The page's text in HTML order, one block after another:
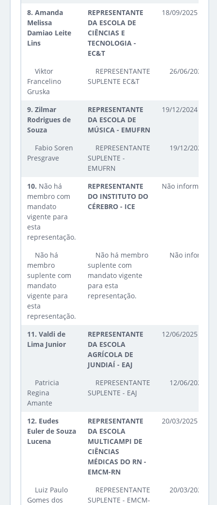
8. Amanda
Melissa
Damiao Leite
Lins
REPRESENTANTE
DA ESCOLA DE
CIÊNCIAS E
TECNOLOGIA -
EC&T
18/09/2025 até
Viktor
Francelino
Gruska
REPRESENTANTE
SUPLENTE EC&T
26/06/2025
9. Zilmar
Rodrigues de
Souza
REPRESENTANTE
DA ESCOLA DE
MÚSICA - EMUFRN
19/12/2024 até
Fabio Soren
Presgrave
REPRESENTANTE
SUPLENTE -
EMUFRN
19/12/2024
10. Não há
membro com
mandato
vigente para
esta
representação.
REPRESENTANTE
DO INSTITUTO DO
CÉREBRO - ICE
Não informado
Não há
membro
suplente com
mandato
vigente para
esta
representação.
Não há membro
suplente com
mandato vigente
para esta
representação.
Não
11. Valdi de
Lima Junior
REPRESENTANTE
DA ESCOLA
AGRÍCOLA DE
JUNDIAÍ - EAJ
12/06/2025 até
Patricia
Regina
Amante
REPRESENTANTE
SUPLENTE - EAJ
12/06/2025
12. Eudes
Euler de Souza
Lucena
REPRESENTANTE
DA ESCOLA
MULTICAMPI DE
CIÊNCIAS
MÉDICAS DO RN -
EMCM-RN
20/03/2025 até
Luiz Paulo
Gomes dos
REPRESENTANTE
SUPLENTE - EMCM-
20/03/2025